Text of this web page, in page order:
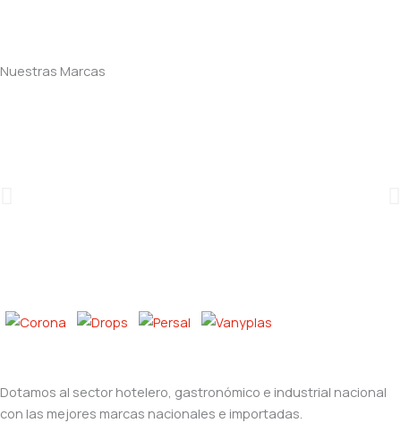
Nuestras Marcas
Dotamos al sector hotelero, gastronómico e industrial nacional
con las mejores marcas nacionales e importadas.